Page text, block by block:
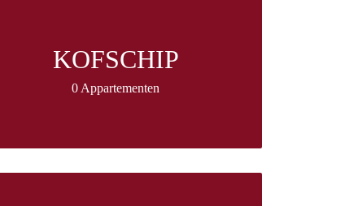
KOFSCHIP
0 Appartementen